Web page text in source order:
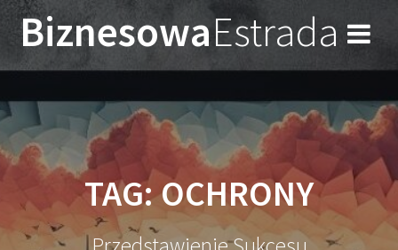
do
treści
BiznesowaEstrada
TAG:OCHRONY